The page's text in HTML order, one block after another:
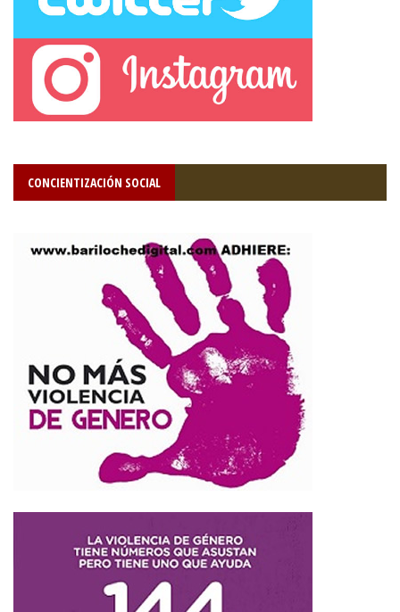
CONCIENTIZACIÓN SOCIAL